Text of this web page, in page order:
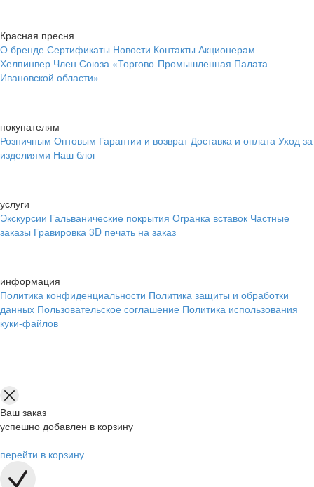
Красная пресня
О бренде Сертификаты Новости Контакты Акционерам
Хелпинвер Член Союза «Торгово-Промышленная Палата
Ивановской области»
покупателям
Розничным Оптовым Гарантии и возврат Доставка и оплата Уход за
изделиями Наш блог
услуги
Экскурсии Гальванические покрытия Огранка вставок Частные
заказы Гравировка 3D печать на заказ
информация
Политика конфиденциальности Политика защиты и обработки
данных Пользовательское соглашение Политика использования
куки-файлов
Ваш заказ
успешно добавлен в корзину
перейти в корзину